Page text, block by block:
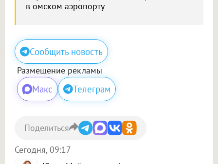
в омском аэропорту
Сообщить новость
Размещение рекламы
Макс Телеграм
Сегодня, 09:17
Поделиться